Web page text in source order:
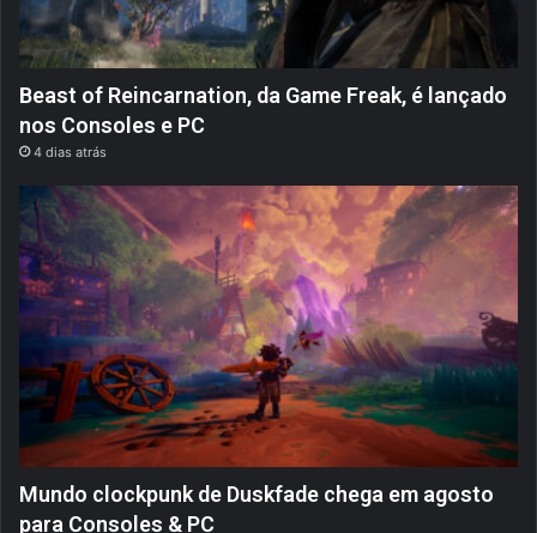
Beast of Reincarnation, da Game Freak, é lançado
nos Consoles e PC
4 dias atrás
Mundo clockpunk de Duskfade chega em agosto
para Consoles & PC